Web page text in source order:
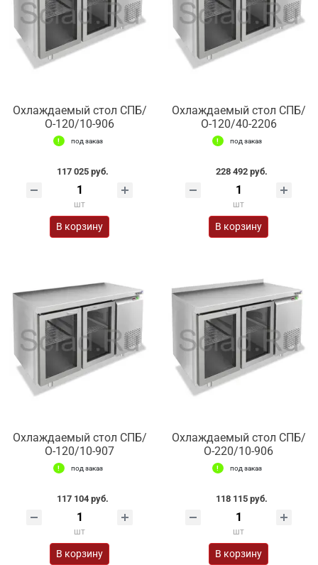
Охлаждаемый стол СПБ/
О-120/10-906
под заказ
117 025 руб.
шт
В корзину
Охлаждаемый стол СПБ/
О-120/40-2206
под заказ
228 492 руб.
шт
В корзину
Охлаждаемый стол СПБ/
О-120/10-907
под заказ
117 104 руб.
шт
В корзину
Охлаждаемый стол СПБ/
О-220/10-906
под заказ
118 115 руб.
шт
В корзину